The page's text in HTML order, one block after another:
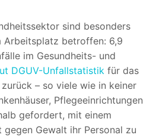
sind besonders
Arbeitsplatz betroffen: 6,9
im Gesundheits- und
DGUV-Unfallstatistik für das
– so viele wie in keiner
Pflegeeinrichtungen
gefordert, mit einem
gegen Gewalt ihr Personal zu